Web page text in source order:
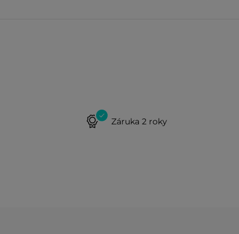
Záruka 2 roky